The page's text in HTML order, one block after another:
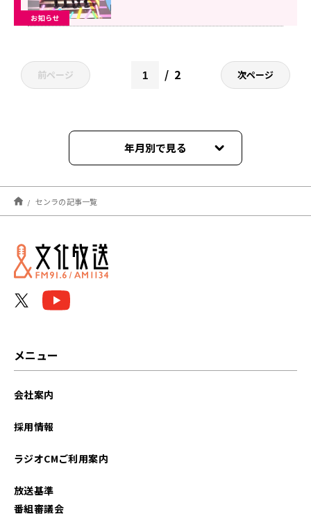
お知らせ
前ページ 2 次ページ
年月別で見る
2024年11月
2024年07月
2024年03月
センラの記事一覧
メニュー
会社案内
採用情報
ラジオCMご利用案内
放送基準
番組審議会